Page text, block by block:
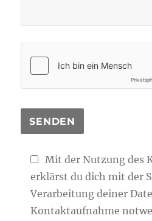
Mit der Nutzung des
erklärst du dich mit der
Verarbeitung deiner
Kontaktaufnahme